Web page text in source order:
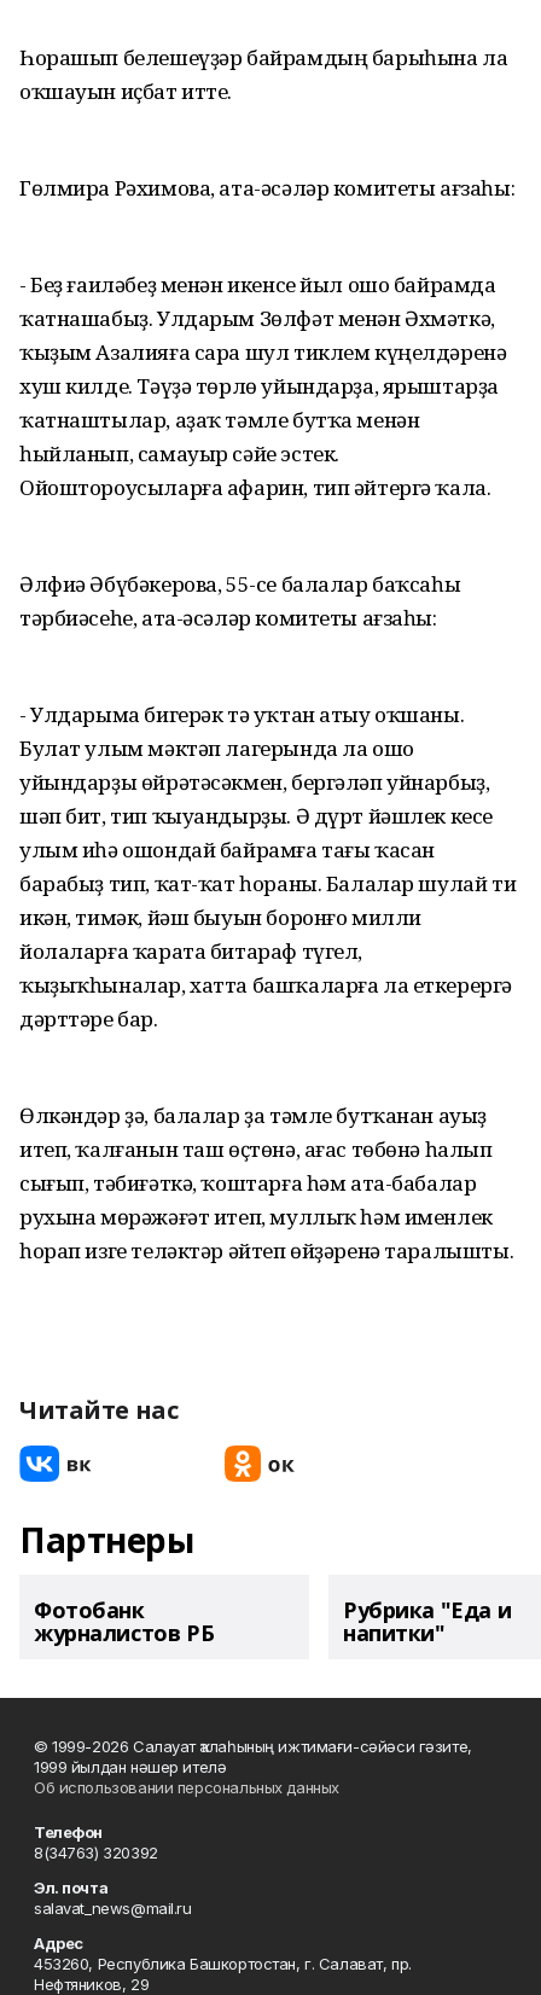
Һорашып белешеүҙәр байрамдың барыһына ла
оҡшауын иҫбат итте.
Гөлмира Рәхимова, ата-әсәләр комитеты ағзаһы:
- Беҙ ғаиләбеҙ менән икенсе йыл ошо байрамда
ҡатнашабыҙ. Улдарым Зөлфәт менән Әхмәткә,
ҡыҙым Азалияға сара шул тиклем күңелдәренә
хуш килде. Тәүҙә төрлө уйындарҙа, ярыштарҙа
ҡатнаштылар, аҙаҡ тәмле бутҡа менән
һыйланып, самауыр сәйе эстек.
Ойоштороусыларға афарин, тип әйтергә ҡала.
Әлфиә Әбүбәкерова, 55-се балалар баҡсаһы
тәрбиәсеһе, ата-әсәләр комитеты ағзаһы:
- Улдарыма бигерәк тә уҡтан атыу оҡшаны.
Булат улым мәктәп лагерында ла ошо
уйындарҙы өйрәтәсәкмен, бергәләп уйнарбыҙ,
шәп бит, тип ҡыуандырҙы. Ә дүрт йәшлек кесе
улым иһә ошондай байрамға тағы ҡасан
барабыҙ тип, ҡат-ҡат һораны. Балалар шулай ти
икән, тимәк, йәш быуын боронғо милли
йолаларға ҡарата битараф түгел,
ҡыҙыҡһыналар, хатта башҡаларға ла еткерергә
дәрттәре бар.
Өлкәндәр ҙә, балалар ҙа тәмле бутҡанан ауыҙ
итеп, ҡалғанын таш өҫтөнә, ағас төбөнә һалып
сығып, тәбиғәткә, ҡоштарға һәм ата-бабалар
рухына мөрәжәғәт итеп, муллыҡ һәм именлек
һорап изге теләктәр әйтеп өйҙәренә таралышты.
Читайте нас
Партнеры
Фотобанк
журналистов РБ
Рубрика "Еда и
напитки"
© 1999-2026 Салауат ҡалаһының ижтимағи-сәйәси гәзите,
1999 йылдан нәшер ителә
Об использовании персональных данных
Телефон
8(34763) 320392
Эл. почта
salavat_news@mail.ru
Адрес
453260, Республика Башкортостан, г. Салават, пр.
Нефтяников, 29